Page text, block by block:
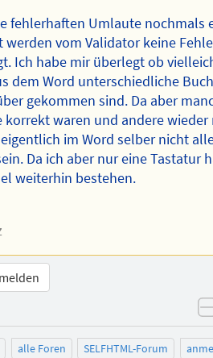
fehlerhaften Umlaute nochmals
werden vom Validator keine
Ich habe mir überlegt ob
dem Word unterschiedliche
gekommen sind. Da aber
korrekt waren und andere wieder
im Word selber nicht
Da ich aber nur eine Tastatur
weiterhin bestehen.
alle Foren SELFHTML-Forum